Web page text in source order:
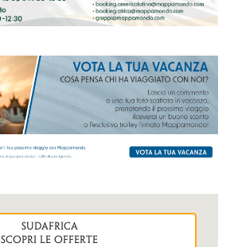
sudafrica
Scopri le OFFERTE